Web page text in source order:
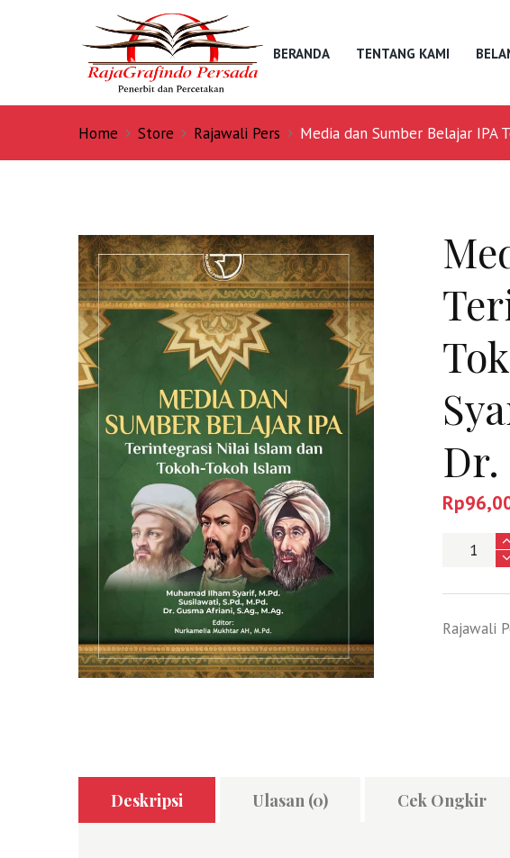
BERANDA TENTANG KAMI
Home Store Rajawali Pers Media dan Sumber Belajar IPA
Dr.
Rp
Jumlah
Rajawali
Deskripsi Ulasan (0) Cek Ongkir